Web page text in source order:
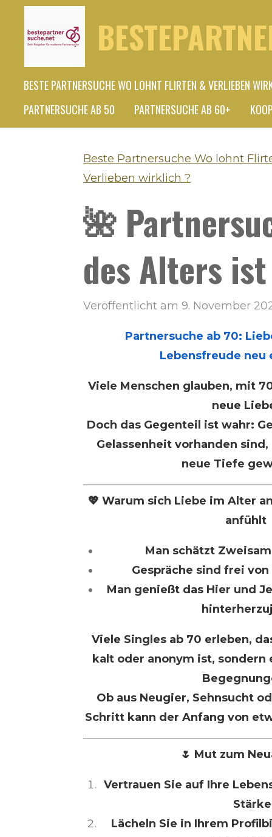
Hauptinhalt
BESTE PARTNERSUCHE WO LOHNT FLIRTEN & VERLIEBEN
PARTNERSUCHE AB 50
PARTNERSUCHE AB 60+
Beste Partnersuche Wo lohnt
Verlieben wirklich ?
🌺
des Alters ist
Veröffentlicht am 9. November
Partnersuche ab 70:
Lebensfreude neu
Viele Menschen glauben, mit
neue
Doch das Gegenteil ist wahr:
Gelassenheit vorhanden
neue Tiefe
💖 Warum sich Liebe im Alter
anfühlt
Man schätzt
Gespräche sind frei
Man genießt das Hier und
Viele Singles ab 70 erleben,
kalt oder anonym ist, sondern
Ob aus Neugier, Sehnsucht
Schritt kann der Anfang von
🌷 Mut zum
Vertrauen Sie auf Ihre
Lächeln Sie in Ihrem